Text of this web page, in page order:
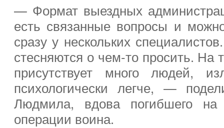
— Формат выездных
есть связанные вопросы и
сразу у нескольких
стесняются о чем-то просить. На
присутствует много людей,
психологически легче, —
Людмила, вдова погибшего на
операции воина.